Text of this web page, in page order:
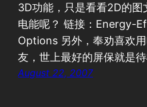
3D功能，只是看看2D的图
电能呢？ 链接：Energy-
Options 另外，奉劝喜欢
友，世上最好的屏保就是待
August 22, 2007